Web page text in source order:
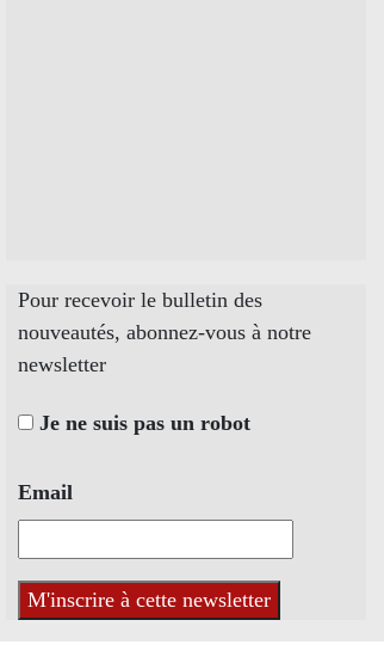
Pour recevoir le bulletin des
nouveautés, abonnez-vous à notre
newsletter
Je ne suis pas un robot
Email